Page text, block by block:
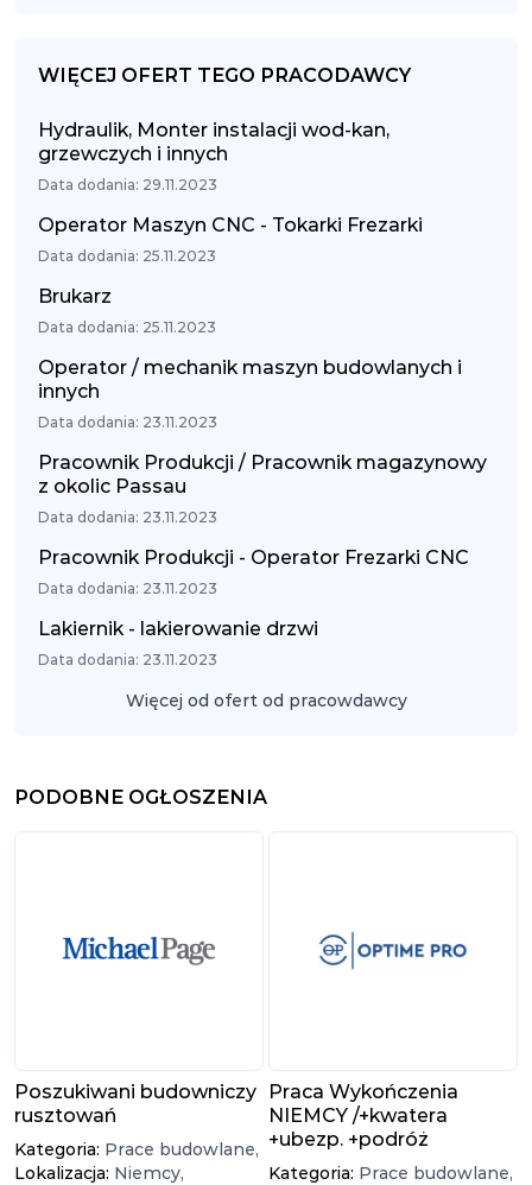
WIĘCEJ OFERT TEGO PRACODAWCY
Hydraulik, Monter instalacji wod-kan,
grzewczych i innych
Data dodania: 29.11.2023
Operator Maszyn CNC - Tokarki Frezarki
Data dodania: 25.11.2023
Brukarz
Data dodania: 25.11.2023
Operator / mechanik maszyn budowlanych i
innych
Data dodania: 23.11.2023
Pracownik Produkcji / Pracownik magazynowy
z okolic Passau
Data dodania: 23.11.2023
Pracownik Produkcji - Operator Frezarki CNC
Data dodania: 23.11.2023
Lakiernik - lakierowanie drzwi
Data dodania: 23.11.2023
Więcej od ofert od pracowdawcy
PODOBNE OGŁOSZENIA
Poszukiwani budowniczy
rusztowań
Kategoria: Prace budowlane,
Lokalizacja: Niemcy,
Praca Wykończenia
NIEMCY /+kwatera
+ubezp. +podróż
Kategoria: Prace budowlane,